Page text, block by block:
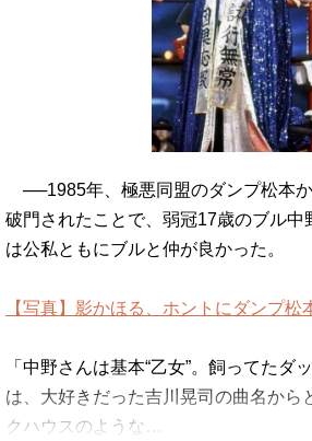
──1985年、極悪同盟のダンプ松本
破門されたことで、弱冠17歳のブル中
は公私ともにブルと仲が良かった。
【写真】影かほる、ホントにダンプ松
「中野さんは基本“乙女”。飼ってたダ
は、大好きだった吉川晃司の曲名から
クハウスのような…